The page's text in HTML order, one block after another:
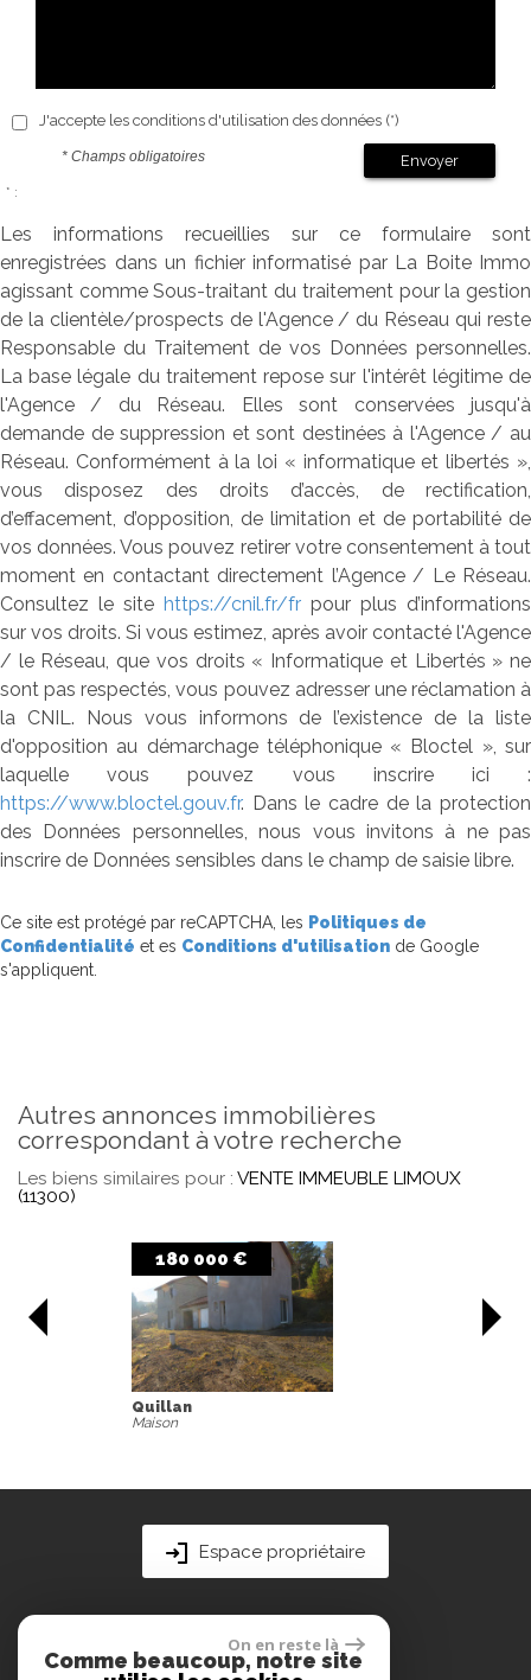
J'accepte les conditions d'utilisation des données (*)
Envoyer
* Champs obligatoires
* :
Les informations recueillies sur ce formulaire sont
enregistrées dans un fichier informatisé par La Boite Immo
agissant comme Sous-traitant du traitement pour la gestion
de la clientèle/prospects de l'Agence / du Réseau qui reste
Responsable du Traitement de vos Données personnelles.
La base légale du traitement repose sur l'intérêt légitime de
l'Agence / du Réseau. Elles sont conservées jusqu'à
demande de suppression et sont destinées à l'Agence / au
Réseau. Conformément à la loi « informatique et libertés »,
vous disposez des droits d’accès, de rectification,
d’effacement, d’opposition, de limitation et de portabilité de
vos données. Vous pouvez retirer votre consentement à tout
moment en contactant directement l’Agence / Le Réseau.
Consultez le site https://cnil.fr/fr pour plus d’informations
sur vos droits. Si vous estimez, après avoir contacté l'Agence
/ le Réseau, que vos droits « Informatique et Libertés » ne
sont pas respectés, vous pouvez adresser une réclamation à
la CNIL. Nous vous informons de l’existence de la liste
d'opposition au démarchage téléphonique « Bloctel », sur
laquelle vous pouvez vous inscrire ici :
https://www.bloctel.gouv.fr. Dans le cadre de la protection
des Données personnelles, nous vous invitons à ne pas
inscrire de Données sensibles dans le champ de saisie libre.
Ce site est protégé par reCAPTCHA, les Politiques de
Confidentialité et es Conditions d'utilisation de Google
s'appliquent.
autres annonces immobilières
correspondant à votre recherche
Les biens similaires pour : VENTE IMMEUBLE LIMOUX
(11300)
220 000 €
Espace propriétaire
On en reste là
Comme beaucoup, notre site